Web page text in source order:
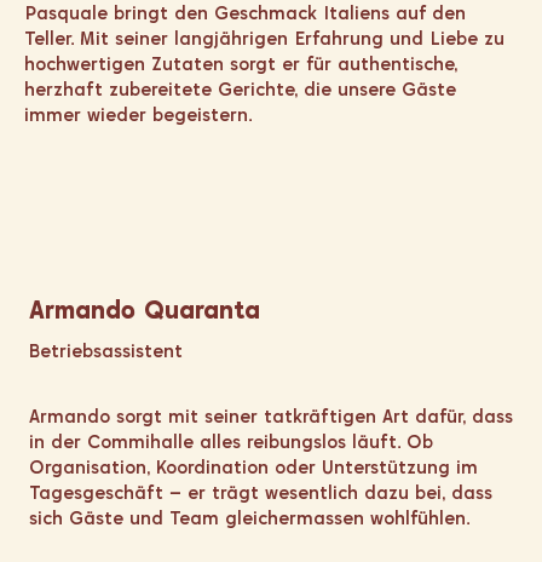
Armando Quaranta
Betriebsassistent
Armando sorgt mit seiner tatkräftigen Art dafür, dass
in der Commihalle alles reibungslos läuft. Ob
Organisation, Koordination oder Unterstützung im
Tagesgeschäft – er trägt wesentlich dazu bei, dass
sich Gäste und Team gleichermassen wohlfühlen.
Pasquale bringt den Geschmack Italiens auf den
Teller. Mit seiner langjährigen Erfahrung und Liebe zu
hochwertigen Zutaten sorgt er für authentische,
herzhaft zubereitete Gerichte, die unsere Gäste
immer wieder begeistern.